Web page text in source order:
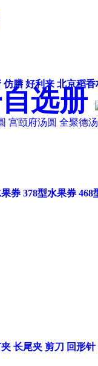
仿膳 好利来 北京稻香
宫颐府汤圆 全聚德
券 378型水果券 468
长尾夹 剪刀 回形针
选册